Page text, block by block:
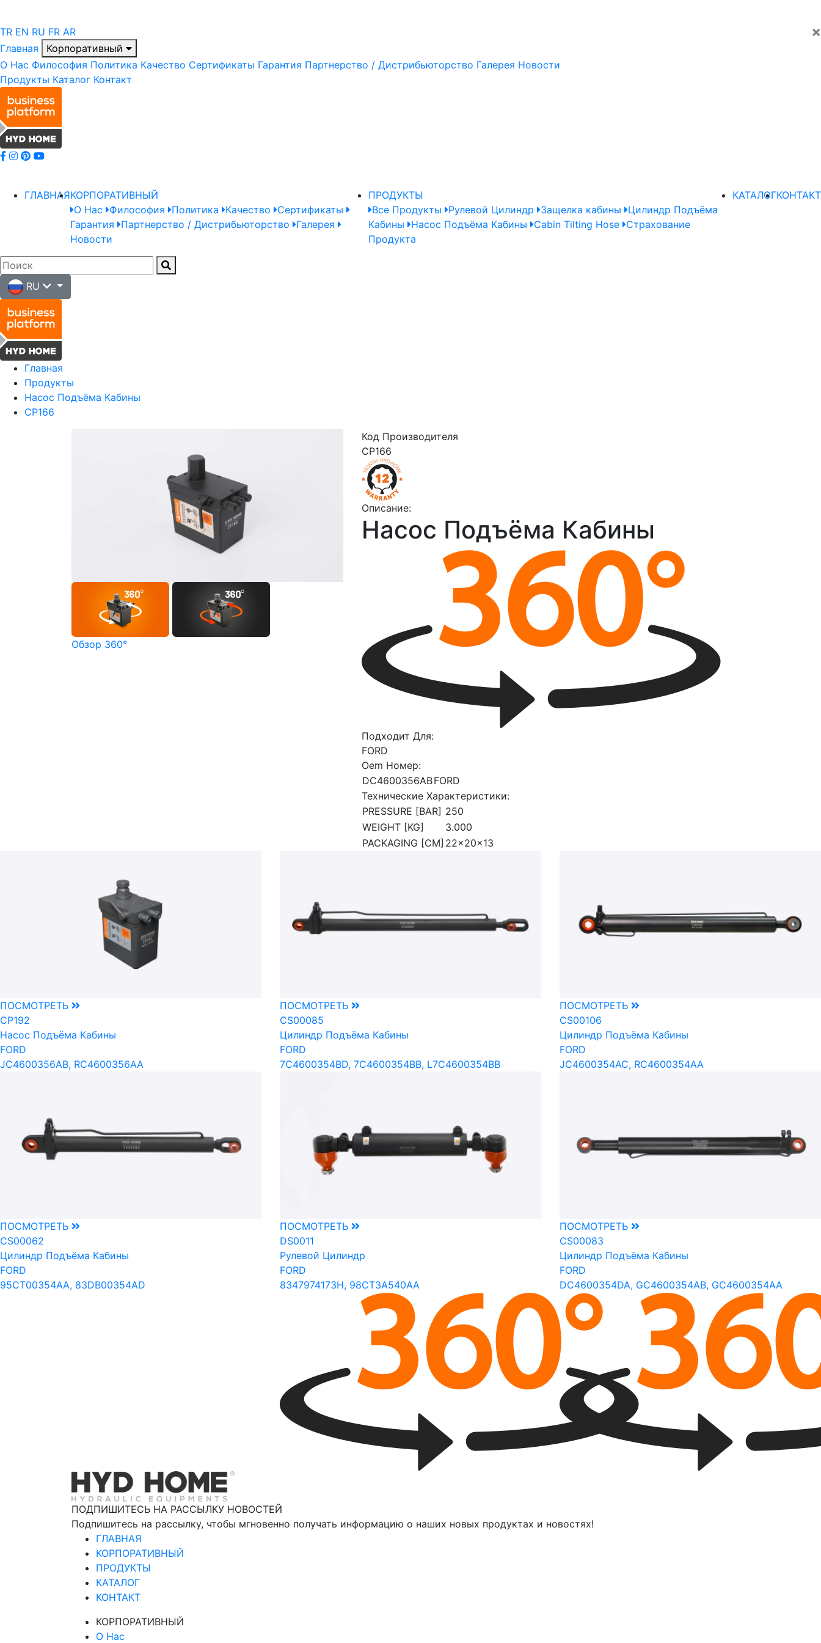
×
TR EN RU FR AR
Главная
Корпоративный
О Нас Философия Политика Качество Сертификаты Гарантия Партнерство / Дистрибьюторство Галерея Новости
Продукты Каталог Контакт
ГЛАВНАЯКОРПОРАТИВНЫЙ
О Нас
Философия Политика Качество
Сертификаты
Гарантия
Партнерство / Дистрибьюторство
Галерея
Новости
ПРОДУКТЫ
Все Продукты
Рулевой Цилиндр Защелка кабины
Цилиндр Подъёма
Кабины
Насос Подъёма Кабины Cabin Tilting Hose
Страхование
Продукта
КАТАЛОГКОНТАКТ
RU
Главная
Продукты
Насос Подъёма Кабины
CP166
Обзор 360°
Код Производителя
CP166
Описание:
Насос Подъёма Кабины
Подходит Для:
FORD
Oem Номер:
DC4600356ABFORD
Технические Характеристики:
PRESSURE [BAR] 250
WEIGHT [KG]
3.000
PACKAGING [CM] 22x20x13
ПОСМОТРЕТЬ
CP192
Насос Подъёма Кабины
FORD
JC4600356AB, RC4600356AA
ПОСМОТРЕТЬ
CS00085
Цилиндр Подъёма Кабины
FORD
7C4600354BD, 7C4600354BB, L7C4600354BB
ПОСМОТРЕТЬ
CS00106
Цилиндр Подъёма Кабины
FORD
JC4600354AC, RC4600354AA
ПОСМОТРЕТЬ
CS00062
Цилиндр Подъёма Кабины
FORD
95CT00354AA, 83DB00354AD
ПОСМОТРЕТЬ
DS0011
Рулевой Цилиндр
FORD
8347974173H, 98CT3A540AA
ПОСМОТРЕТЬ
CS00083
Цилиндр Подъёма Кабины
FORD
DC4600354DA, GC4600354AB, GC4600354AA
ПОДПИШИТЕСЬ НА РАССЫЛКУ НОВОСТЕЙ
Подпишитесь на рассылку, чтобы мгновенно получать информацию о наших новых продуктах и новостях!
ГЛАВНАЯ
КОРПОРАТИВНЫЙ
ПРОДУКТЫ
КАТАЛОГ
КОНТАКТ
КОРПОРАТИВНЫЙ
О Нас